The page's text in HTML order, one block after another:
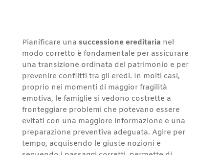
Pianificare una successione ereditaria nel
modo corretto è fondamentale per assicurare
una transizione ordinata del patrimonio e per
prevenire conflitti tra gli eredi. In molti casi,
proprio nei momenti di maggior fragilità
emotiva, le famiglie si vedono costrette a
fronteggiare problemi che potevano essere
evitati con una maggiore informazione e una
preparazione preventiva adeguata. Agire per
tempo, acquisendo le giuste nozioni e